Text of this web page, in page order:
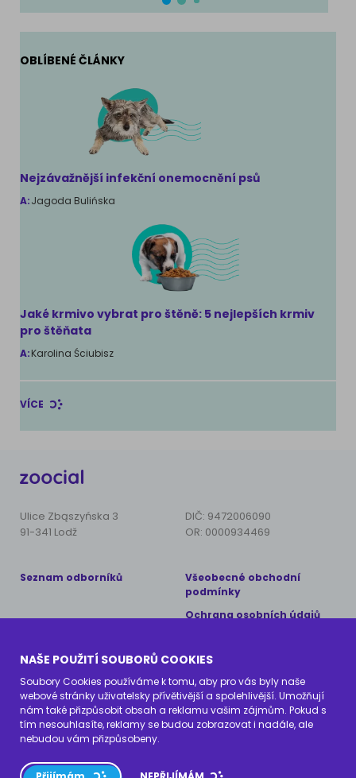
OBLÍBENÉ ČLÁNKY
Nejzávažnější infekční onemocnění psů
A:Jagoda Bulińska
Jaké krmivo vybrat pro štěně: 5 nejlepších krmiv
pro štěňata
A:Karolina Ściubisz
VÍCE
Ulice Zbąszyńska 3
91-341 Lodž
DIČ: 9472006090
OR: 0000934469
Seznam odborníků
Všeobecné obchodní
podmínky
Ochrana osobních údajů
Copyright © 2024 AnimalCare
Všechna práva vyhrazena
Kontaktujte nás
info@zoocial.cz
NAŠE POUŽITÍ SOUBORŮ COOKIES
Soubory Cookies používáme k tomu, aby pro vás byly naše
webové stránky uživatelsky přívětivější a spolehlivější. Umožňují
nám také přizpůsobit obsah a reklamu vašim zájmům. Pokud s
tím nesouhlasíte, reklamy se budou zobrazovat i nadále, ale
nebudou vám přizpůsobeny.